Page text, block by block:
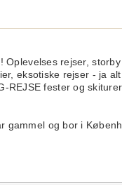
Oplevelses rejser,
eksotiske rejser - ja alt
REJSE fester og
gammel og bor i